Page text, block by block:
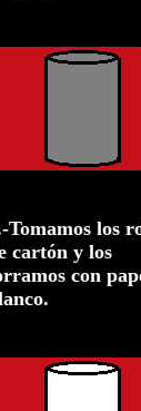
Tomamos los
cartón y los
con